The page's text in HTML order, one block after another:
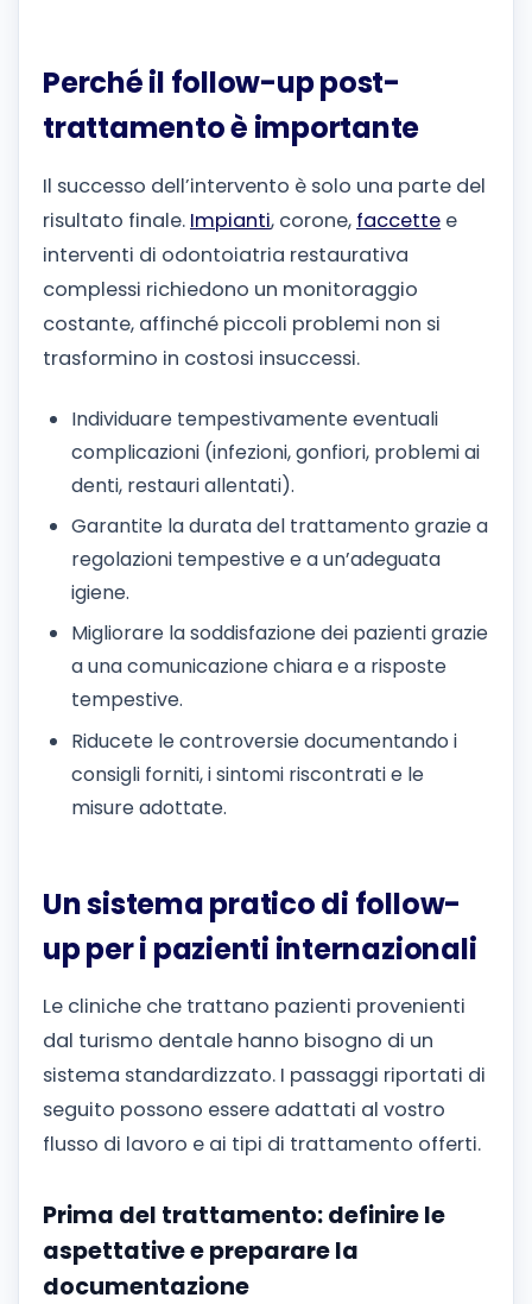
Perché il follow-up post-
trattamento è importante
Il successo dell’intervento è solo una parte del
risultato finale. Impianti, corone, faccette e
interventi di odontoiatria restaurativa
complessi richiedono un monitoraggio
costante, affinché piccoli problemi non si
trasformino in costosi insuccessi.
Individuare tempestivamente eventuali
complicazioni (infezioni, gonfiori, problemi ai
denti, restauri allentati).
Garantite la durata del trattamento grazie a
regolazioni tempestive e a un’adeguata
igiene.
Migliorare la soddisfazione dei pazienti grazie
a una comunicazione chiara e a risposte
tempestive.
Riducete le controversie documentando i
consigli forniti, i sintomi riscontrati e le
misure adottate.
Un sistema pratico di follow-
up per i pazienti internazionali
Le cliniche che trattano pazienti provenienti
dal turismo dentale hanno bisogno di un
sistema standardizzato. I passaggi riportati di
seguito possono essere adattati al vostro
flusso di lavoro e ai tipi di trattamento offerti.
Prima del trattamento: definire le
aspettative e preparare la
documentazione